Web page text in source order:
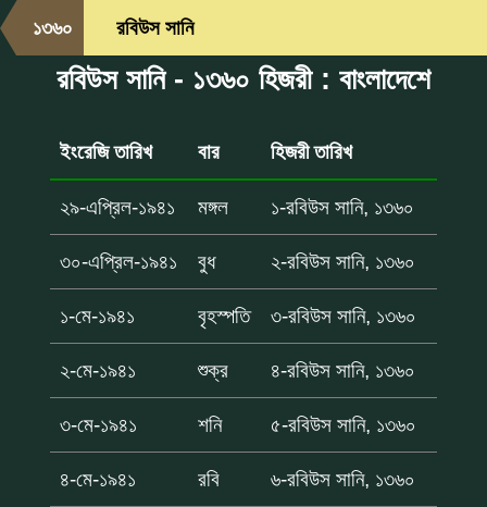
১৩৬০ রবিউস সানি
রবিউস সানি - ১৩৬০ হিজরী : বাংলাদেশে
ইংরেজি তারিখ বার হিজরী তারিখ
২৯-এপ্রিল-১৯৪১ মঙ্গল ১-রবিউস সানি, ১৩৬০
৩০-এপ্রিল-১৯৪১ বুধ ২-রবিউস সানি, ১৩৬০
১-মে-১৯৪১ বৃহস্পতি ৩-রবিউস সানি, ১৩৬০
২-মে-১৯৪১ শুক্র ৪-রবিউস সানি, ১৩৬০
৩-মে-১৯৪১ শনি ৫-রবিউস সানি, ১৩৬০
৪-মে-১৯৪১ রবি ৬-রবিউস সানি, ১৩৬০